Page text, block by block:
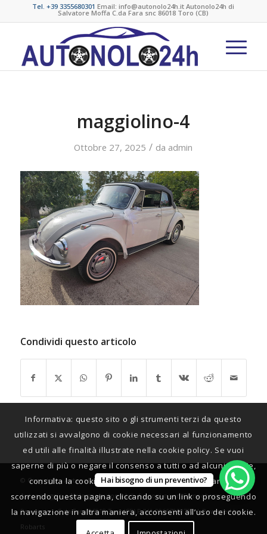
Tel. +39 3355680301Email: info@autonolo24h.it Autonolo24h di
Salvatore Moffa C.da Fara snc 86018 Toro (CB)
maggiolino-4
Ottobre 27, 2025 / da admin
Condividi questo articolo
© Copyright - Autonolo 24 - Autonolo24h di Salvatore Moffa –
Autonoleggio e Noleggio automobili, furgoni e van Campobasso e
Provincia – C.da Fara 86018 Toro(CB) P.IVA 00667050702 |Powered by
Robarts
Informativa: questo sito o gli strumenti terzi da questo
utilizzati si avvalgono di cookie necessari al funzionamento
ed utili alle finalità illustrate nella cookie policy. Se vuoi
saperne di più o negare il consenso a tutti o ad alcuni cookie,
consulta la cookie policy. Chiudendo questo banner,
scorrendo questa pagina, cliccando su un link o proseguendo
la navigazione in altra maniera, acconsenti all’uso dei cookie.
Hai bisogno di un preventivo?